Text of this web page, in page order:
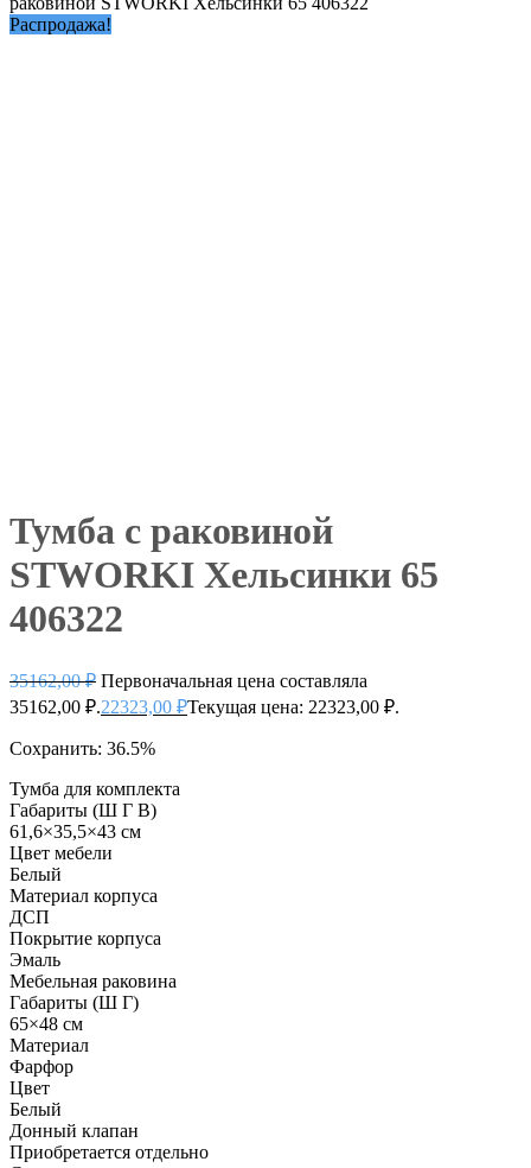
Распродажа!
Тумба с раковиной
STWORKI Хельсинки 65
406322
35162,00₽ Первоначальная цена составляла
35162,00 ₽.22323,00 ₽Текущая цена: 22323,00 ₽.
Сохранить: 36.5%
Тумба для комплекта
Габариты (Ш Г В)
61,6×35,5×43 см
Цвет мебели
Белый
Материал корпуса
ДСП
Покрытие корпуса
Эмаль
Мебельная раковина
Габариты (Ш Г)
65×48 см
Материал
Фарфор
Цвет
Белый
Донный клапан
Приобретается отдельно